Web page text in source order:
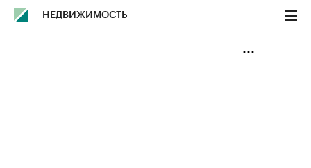
НЕДВИЖИМОСТЬ